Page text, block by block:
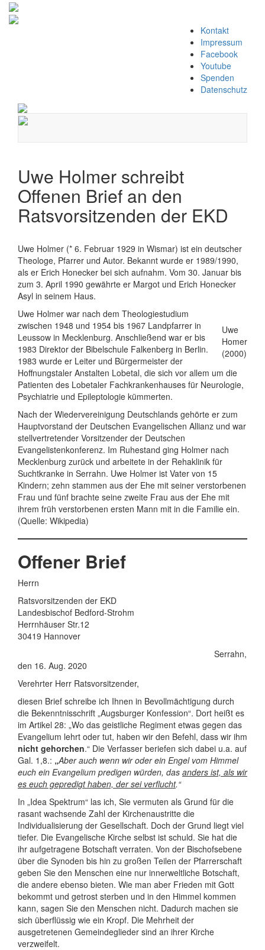
Kontakt
Impressum
Facebook
Youtube
Spenden
Datenschutz
Navigation
Uwe Holmer schreibt
Offenen Brief an den
Ratsvorsitzenden der EKD
Uwe Holmer (* 6. Februar 1929 in Wismar) ist ein deutscher
Theologe, Pfarrer und Autor. Bekannt wurde er 1989/1990,
als er Erich Honecker bei sich aufnahm. Vom 30. Januar bis
zum 3. April 1990 gewährte er Margot und Erich Honecker
Asyl in seinem Haus.
Uwe
Homer
(2000)
Uwe Holmer war nach dem Theologiestudium
zwischen 1948 und 1954 bis 1967 Landpfarrer in
Leussow in Mecklenburg. Anschließend war er bis
1983 Direktor der Bibelschule Falkenberg in Berlin.
1983 wurde er Leiter und Bürgermeister der
Hoffnungstaler Anstalten Lobetal, die sich vor allem um die
Patienten des Lobetaler Fachkrankenhauses für Neurologie,
Psychiatrie und Epileptologie kümmerten.
Nach der Wiedervereinigung Deutschlands gehörte er zum
Hauptvorstand der Deutschen Evangelischen Allianz und war
stellvertretender Vorsitzender der Deutschen
Evangelistenkonferenz. Im Ruhestand ging Holmer nach
Mecklenburg zurück und arbeitete in der Rehaklinik für
Suchtkranke in Serrahn. Uwe Holmer ist Vater von 15
Kindern; zehn stammen aus der Ehe mit seiner verstorbenen
Frau und fünf brachte seine zweite Frau aus der Ehe mit
ihrem früh verstorbenen ersten Mann mit in die Familie ein.
(Quelle: Wikipedia)
Offener Brief
Herrn
Ratsvorsitzenden der EKD
Landesbischof Bedford-Strohm
Herrnhäuser Str.12
30419 Hannover
Serrahn,
den 16. Aug. 2020
Verehrter Herr Ratsvorsitzender,
diesen Brief schreibe ich Ihnen in Bevollmächtigung durch
die Bekenntnisschrift „Augsburger Konfession“. Dort heißt es
im Artikel 28: „Wo das geistliche Regiment etwas gegen das
Evangelium lehrt oder tut, haben wir den Befehl, dass wir ihm
nicht gehorchen.“ Die Verfasser beriefen sich dabei u.a. auf
Gal. 1,8.: „Aber auch wenn wir oder ein Engel vom Himmel
euch ein Evangelium predigen würden, das anders ist, als wir
es euch gepredigt haben, der sei verflucht.“
In „Idea Spektrum“ las ich, Sie vermuten als Grund für die
rasant wachsende Zahl der Kirchenaustritte die
Individualisierung der Gesellschaft. Doch der Grund liegt viel
tiefer. Die Evangelische Kirche selbst ist schuld. Sie hat die
ihr aufgetragene Botschaft verraten. Von der Bischofsebene
über die Synoden bis hin zu großen Teilen der Pfarrerschaft
geben Sie den Menschen eine nur innerweltliche Botschaft,
die andere ebenso bieten. Wie man aber Frieden mit Gott
bekommt und getrost sterben und in den Himmel kommen
kann, sagen Sie den Menschen nicht. Dadurch machen sie
sich überflüssig wie ein Kropf. Die Mehrheit der
ausgetretenen Gemeindeglieder sind an ihrer Kirche
verzweifelt.